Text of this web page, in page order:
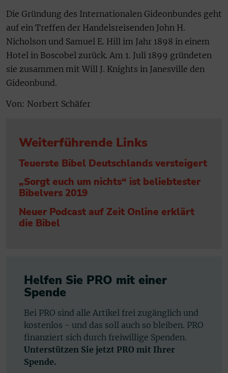
Die Gründung des Internationalen Gideonbundes geht
auf ein Treffen der Handelsreisenden John H.
Nicholson und Samuel E. Hill im Jahr 1898 in einem
Hotel in Boscobel zurück. Am 1. Juli 1899 gründeten
sie zusammen mit Will J. Knights in Janesville den
Gideonbund.
Von: Norbert Schäfer
Weiterführende Links
Teuerste Bibel Deutschlands versteigert
„Sorgt euch um nichts“ ist beliebtester
Bibelvers 2019
Neuer Podcast auf Zeit Online erklärt
die Bibel
Helfen Sie PRO mit einer
Spende
Bei PRO sind alle Artikel frei zugänglich und
kostenlos - und das soll auch so bleiben. PRO
finanziert sich durch freiwillige Spenden.
Unterstützen Sie jetzt PRO mit Ihrer
Spende.